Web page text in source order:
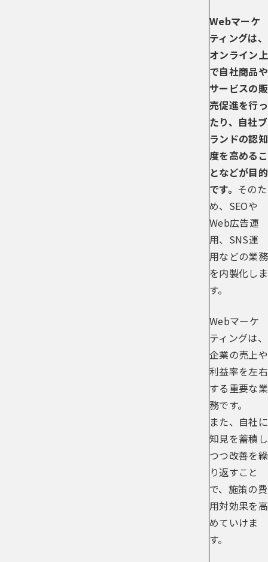
Webマーケ
ティングは、
オンライン上
で自社商品や
サービスの販
売促進を行っ
たり、自社ブ
ランドの認知
度を高めるこ
となどが目的
です。 そのた
め、SEOや
Web広告運
用、SNS運
用などの業務
を内製化しま
す。
Webマーケ
ティングは、
企業の売上や
利益率を左右
する重要な業
務です。
また、自社に
知見を蓄積し
つつ改善を繰
り返すこと
で、施策の費
用対効果を高
めていけま
す。